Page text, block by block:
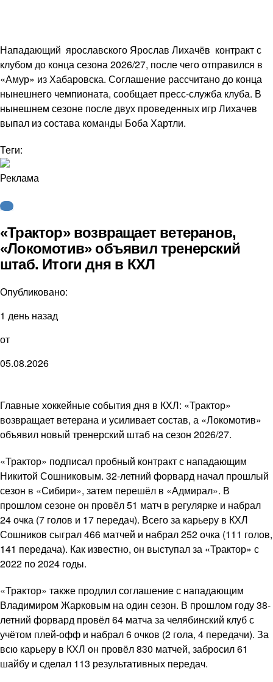
Нападающий ярославского Ярослав Лихачёв контракт с
клубом до конца сезона 2026/27, после чего отправился в
«Амур» из Хабаровска. Соглашение рассчитано до конца
нынешнего чемпионата, сообщает пресс-служба клуба. В
нынешнем сезоне после двух проведенных игр Лихачев
выпал из состава команды Боба Хартли.
Теги:
Реклама
КХЛ
«Трактор» возвращает ветеранов,
«Локомотив» объявил тренерский
штаб. Итоги дня в КХЛ
Опубликовано:
1 день назад
от
05.08.2026
Главные хоккейные события дня в КХЛ: «Трактор»
возвращает ветерана и усиливает состав, а «Локомотив»
объявил новый тренерский штаб на сезон 2026/27.
«Трактор» подписал пробный контракт с нападающим
Никитой Сошниковым. 32-летний форвард начал прошлый
сезон в «Сибири», затем перешёл в «Адмирал». В
прошлом сезоне он провёл 51 матч в регулярке и набрал
24 очка (7 голов и 17 передач). Всего за карьеру в КХЛ
Сошников сыграл 466 матчей и набрал 252 очка (111 голов,
141 передача). Как известно, он выступал за «Трактор» с
2022 по 2024 годы.
«Трактор» также продлил соглашение с нападающим
Владимиром Жарковым на один сезон. В прошлом году 38-
летний форвард провёл 64 матча за челябинский клуб с
учётом плей-офф и набрал 6 очков (2 гола, 4 передачи). За
всю карьеру в КХЛ он провёл 830 матчей, забросил 61
шайбу и сделал 113 результативных передач.